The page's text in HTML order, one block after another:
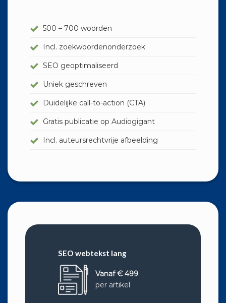
500 – 700 woorden
Incl. zoekwoordenonderzoek
SEO geoptimaliseerd
Uniek geschreven
Duidelijke call-to-action (CTA)
Gratis publicatie op Audiogigant
Incl. auteursrechtvrije afbeelding
SEO webtekst lang
Vanaf € 499
per artikel